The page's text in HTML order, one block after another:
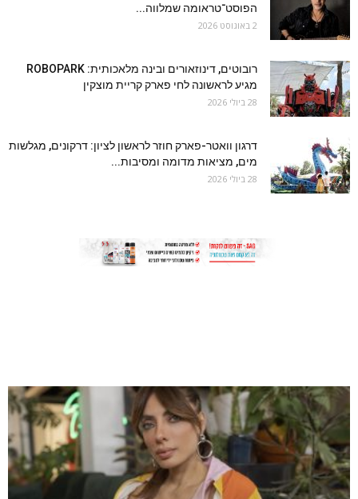
הפוסט־טראומה שמלווה...
2 באוגוסט 2026
רובוטים, דינוזאורים ובינה מלאכותית: ROBOPARK
מגיע לראשונה לחי פארק קריית מוצקין
28 ביולי 2026
דרגון וואטר-פארק חוזר לראשון לציון: דרקונים, מגלשות
מים, מציאות מדומה ומסיבות...
28 ביולי 2026